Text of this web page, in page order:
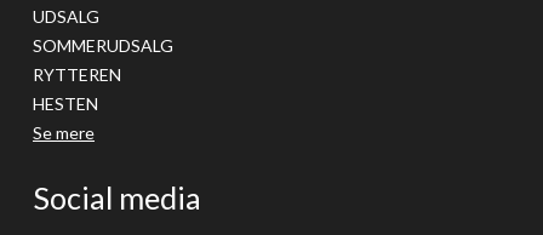
UDSALG
SOMMERUDSALG
RYTTEREN
HESTEN
Se mere
Social media